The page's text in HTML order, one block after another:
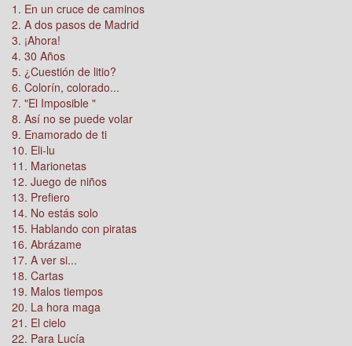
1. En un cruce de caminos
2. A dos pasos de Madrid
3. ¡Ahora!
4. 30 Años
5. ¿Cuestión de litio?
6. Colorín, colorado...
7. "El Imposible "
8. Así no se puede volar
9. Enamorado de ti
10. Eli-lu
11. Marionetas
12. Juego de niños
13. Prefiero
14. No estás solo
15. Hablando con piratas
16. Abrázame
17. A ver si...
18. Cartas
19. Malos tiempos
20. La hora maga
21. El cielo
22. Para Lucía